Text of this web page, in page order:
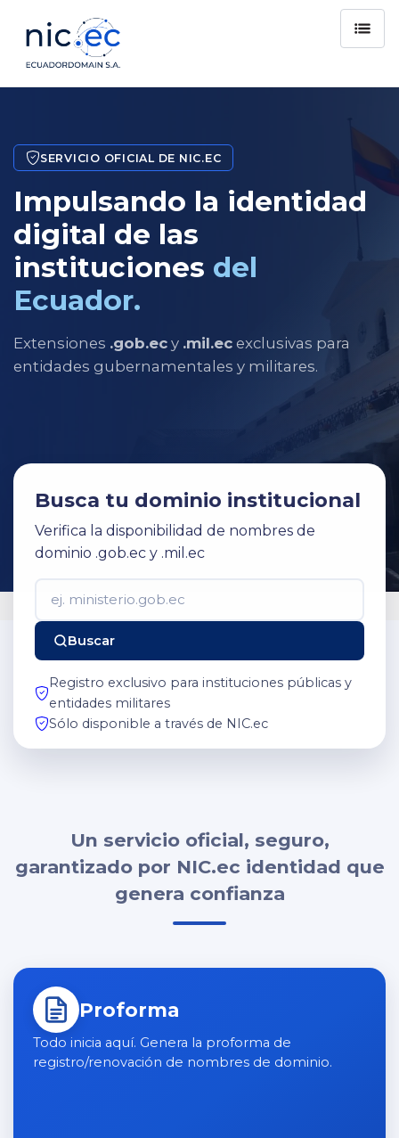
SERVICIO OFICIAL DE NIC.EC
Impulsando la identidad
digital de las
instituciones del
Ecuador.
Extensiones .gob.ec y .mil.ec exclusivas para
entidades gubernamentales y militares.
Busca tu dominio institucional
Verifica la disponibilidad de nombres de
dominio .gob.ec y .mil.ec
Buscar
Registro exclusivo para instituciones públicas y
entidades militares
Sólo disponible a través de NIC.ec
Un servicio oficial, seguro,
garantizado por NIC.ec identidad que
genera confianza
Accesos rápidos
Proforma
Todo inicia aquí. Genera la proforma de
registro/renovación de nombres de dominio.